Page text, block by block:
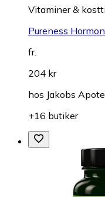
Vitaminer &
Pureness
fr.
204 kr
hos Jakobs
+16 butiker